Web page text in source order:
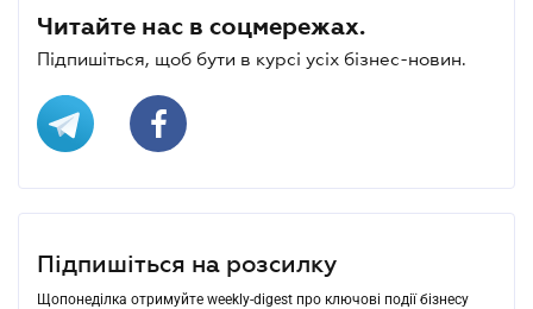
Читайте нас в соцмережах.
Підпишіться, щоб бути в курсі усіх бізнес-новин.
Підпишіться на розсилку
Щопонеділка отримуйте weekly-digest про ключові події бізнесу